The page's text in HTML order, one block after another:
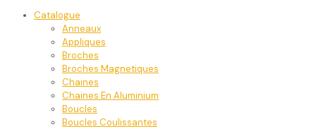
Catalogue
Anneaux
Appliques
Broches
Broches Magnetiques
Chaines
Chaines En Aluminium
Boucles
Boucles Coulissantes